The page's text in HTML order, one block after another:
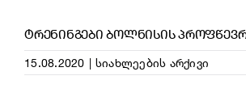
ᲢᲠᲔᲜᲘᲜᲒᲔᲑᲘ ᲑᲝᲚᲜᲘᲡᲘᲡ
15.08.2020 | სიახლეების არქივი